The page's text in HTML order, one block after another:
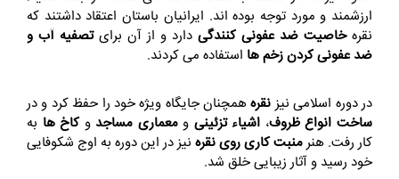
ارزشمند و مورد توجه بوده اند. ایرانیان باستان اعتقاد داشتند که
نقرهخاصیت ضد عفونی کنندگی دارد و از آن برایتصفیه آب و
ضد عفونی کردن زخم ها استفاده می کردند.
در دوره اسلامی نیز نقرههمچنان جایگاه ویژه خود را حفظ کرد و در
ساخت انواع ظروف، اشیاء تزئینی ومعماری مساجد وکاخ ها به
کار رفت. هنر منبت کاری روی نقره نیز در این دوره به اوج شکوفایی
خود رسید و آثار زیبایی خلق شد.